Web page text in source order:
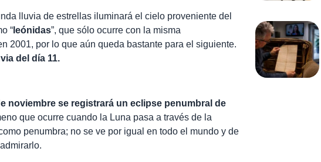
lluvia de estrellas iluminará el cielo proveniente del
“ leónidas”, que sólo ocurre con la misma
2001, por lo que aún queda bastante para el siguiente.
del día 11.
noviembre se registrará un eclipse penumbral de
que ocurre cuando la Luna pasa a través de la
penumbra; no se ve por igual en todo el mundo y de